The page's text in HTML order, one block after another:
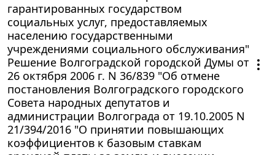
гарантированных государством
социальных услуг, предоставляемых
населению государственными
учреждениями социального обслуживания"
Решение Волгоградской городской Думы от
26 октября 2006 г. N 36/839 "Об отмене
постановления Волгоградского городского
Совета народных депутатов и
администрации Волгограда от 19.10.2005 N
21/394/2016 "О принятии повышающих
коэффициентов к базовым ставкам